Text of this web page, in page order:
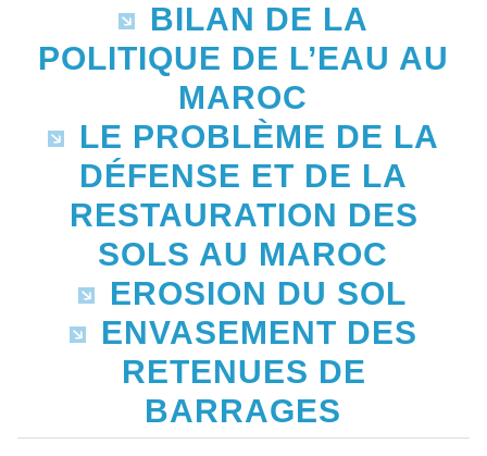
BILAN DE LA
POLITIQUE DE L’EAU AU
MAROC
LE PROBLÈME DE LA
DÉFENSE ET DE LA
RESTAURATION DES
SOLS AU MAROC
EROSION DU SOL
ENVASEMENT DES
RETENUES DE
BARRAGES